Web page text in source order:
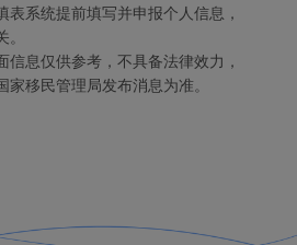
表系统提前填写并申报个人信息，
信息仅供参考，不具备法律效力，
移民管理局发布消息为准。